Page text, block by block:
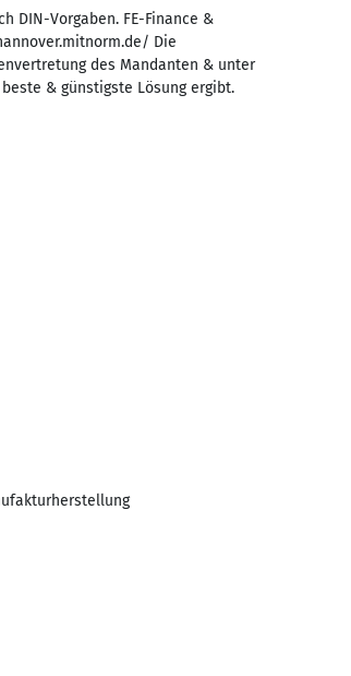
DIN-Vorgaben. FE-Finance &
Die
des Mandanten & unter
& günstigste Lösung ergibt.